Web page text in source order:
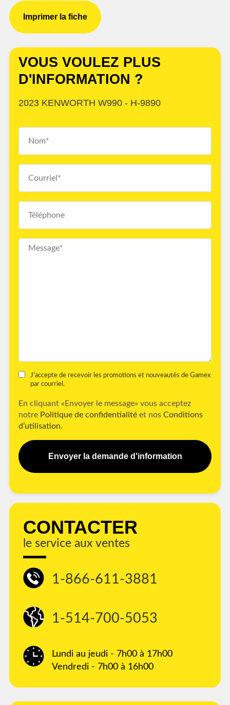
Imprimer la fiche
VOUS VOULEZ PLUS
D'INFORMATION ?
2023 KENWORTH W990 - H-9890
J'accepte de recevoir les promotions et nouveautés de Gamex
par courriel.
En cliquant «Envoyer le message» vous acceptez
notre Politique de confidentialité et nos Conditions
d’utilisation.
Envoyer la demande d'information
CONTACTER
le service aux ventes
1-866-611-3881
1-514-700-5053
Lundi au jeudi - 7h00 à 17h00
Vendredi - 7h00 à 16h00